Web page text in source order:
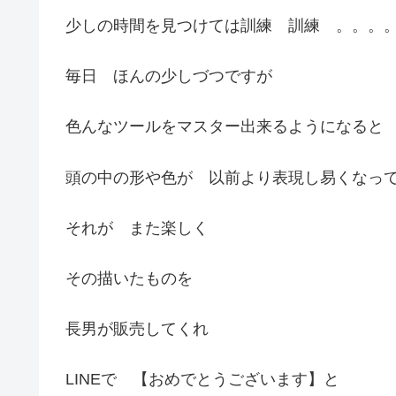
少しの時間を見つけては訓練 訓練 。。。。
毎日 ほんの少しづつですが
色んなツールをマスター出来るようになると
頭の中の形や色が 以前より表現し易くなっ
それが また楽しく
その描いたものを
長男が販売してくれ
LINEで 【おめでとうございます】と